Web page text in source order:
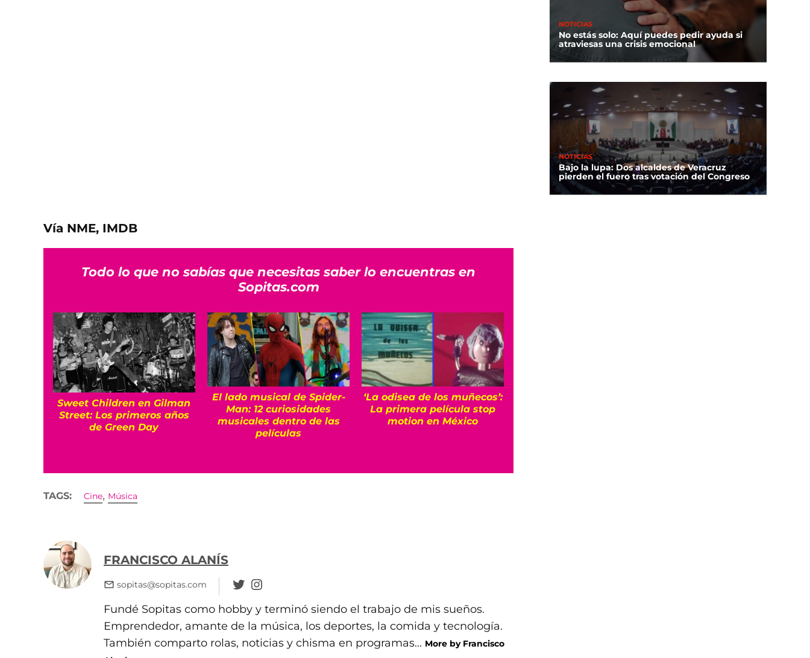
Vía NME, IMDB
Todo lo que no sabías que necesitas saber lo encuentras en
Sopitas.com
Sweet Children en Gilman
Street: Los primeros años
de Green Day
El lado musical de Spider-
Man: 12 curiosidades
musicales dentro de las
películas
‘La odisea de los muñecos’:
La primera película stop
motion en México
TAGS: Cine, Música
FRANCISCO ALANÍS
sopitas@sopitas.com
Fundé Sopitas como hobby y terminó siendo el trabajo de mis sueños.
Emprendedor, amante de la música, los deportes, la comida y tecnología.
También comparto rolas, noticias y chisma en programas... More by Francisco
NOTICIAS
No estás solo: Aquí puedes pedir ayuda si
atraviesas una crisis emocional
NOTICIAS
Bajo la lupa: Dos alcaldes de Veracruz
pierden el fuero tras votación del Congreso